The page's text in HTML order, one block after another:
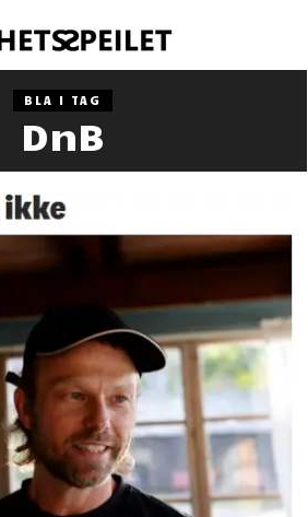
BLA I TAG
DnB